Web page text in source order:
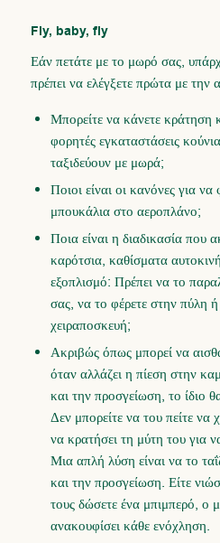
Fly, baby, fly
Εάν πετάτε με το μωρό σας,
πρέπει να ελέγξετε πρώτα με την
Μπορείτε να κάνετε κράτηση
φορητές εγκαταστάσεις
ταξιδεύουν με μωρά;
Ποιοι είναι οι κανόνες για
μπουκάλια στο αεροπλάνο;
Ποια είναι η διαδικασία που
καρότσια, καθίσματα
εξοπλισμό: Πρέπει να το
σας, να το φέρετε στην πύλη
χειραποσκευή;
Ακριβώς όπως μπορεί να
όταν αλλάζει η πίεση στην
και την προσγείωση, το ίδιο
Δεν μπορείτε να του πείτε να
να κρατήσει τη μύτη του για
Μια απλή λύση είναι να το
και την προσγείωση. Είτε
τους δώσετε ένα μπιμπερό, ο
ανακουφίσει κάθε ενόχληση.